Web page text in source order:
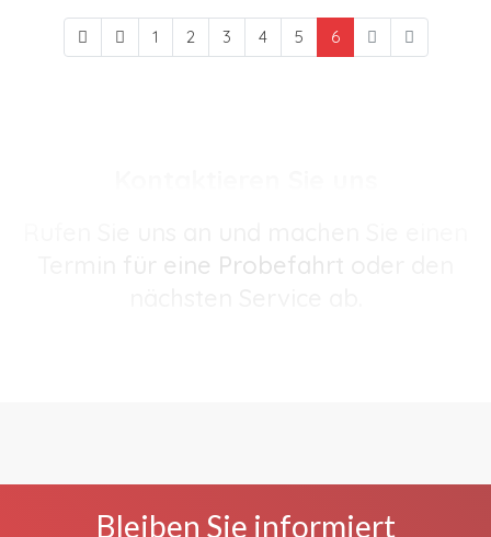
1 2 3 4 5 6
Termin für eine Probefahrt oder den
Bleiben Sie informiert